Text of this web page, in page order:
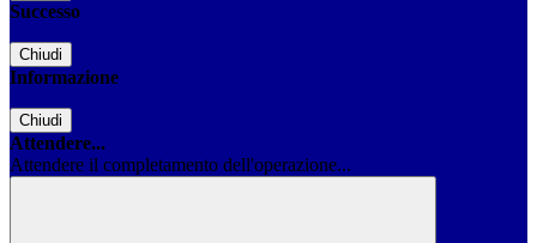
Successo
Chiudi
Informazione
Chiudi
Attendere...
Attendere il completamento dell'operazione...